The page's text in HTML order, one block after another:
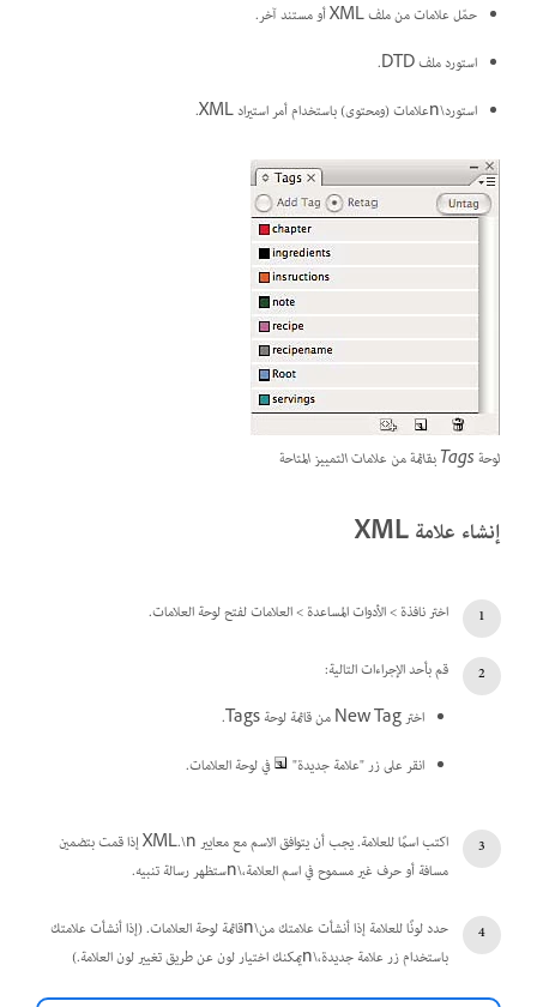
حمّل علامات من ملف XML أو مستند آخر.
استورد ملف DTD.
استورد\nعلامات (ومحتوى) باستخدام أمر استيراد XML.
لوحة Tags بقائمة من علامات التمييز المتاحة
إنشاء علامة XML
اختر نافذة > الأدوات المساعدة > العلامات لفتح لوحة العلامات.
قم بأحد الإجراءات التالية:
اختر New Tag من قائمة لوحة Tags.
انقر على زر "علامة جديدة"
في لوحة العلامات.
اكتب اسمًا للعلامة. يجب أن يتوافق الاسم مع معايير XML.\n إذا قمت بتضمين
مسافة أو حرف غير مسموح في اسم العلامة،\nستظهر رسالة تنبيه.
حدد لونًا للعلامة إذا أنشأت علامتك من\nقائمة لوحة العلامات. (إذا أنشأت علامتك
باستخدام زر علامة جديدة،\nيمكنك اختيار لون عن طريق تغيير لون العلامة.)